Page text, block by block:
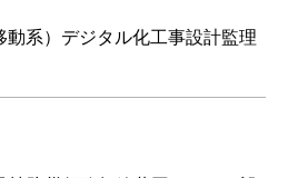
系）デジタル化工事設計監理